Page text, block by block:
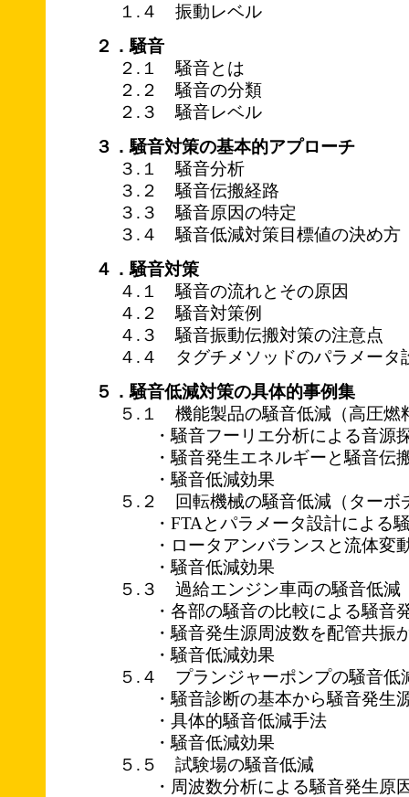
１.４ 振動レベル
２．騒音
２.１ 騒音とは
２.２ 騒音の分類
２.３ 騒音レベル
３．騒音対策の基本的アプローチ
３.１ 騒音分析
３.２ 騒音伝搬経路
３.３ 騒音原因の特定
３.４ 騒音低減対策目標値の決
４．騒音対策
４.１ 騒音の流れとその原因
４.２ 騒音対策例
４.３ 騒音振動伝搬対策の注意点
４.４ タグチメソッドのパラメータ
５．騒音低減対策の具体的事例集
５.１ 機能製品の騒音低減（高圧燃
・騒音フーリエ分析による音源
・騒音発生エネルギーと騒音伝
・騒音低減効果
５.２ 回転機械の騒音低減（ターボ
・FTAとパラメータ設計による
・ロータアンバランスと流体変
・騒音低減効果
５.３ 過給エンジン車両の騒音低
・各部の騒音の比較による騒音
・騒音発生源周波数を配管共振
・騒音低減効果
５.４ プランジャーポンプの騒音低
・騒音診断の基本から騒音発生
・具体的騒音低減手法
・騒音低減効果
５.５ 試験場の騒音低減
・周波数分析による騒音発生原